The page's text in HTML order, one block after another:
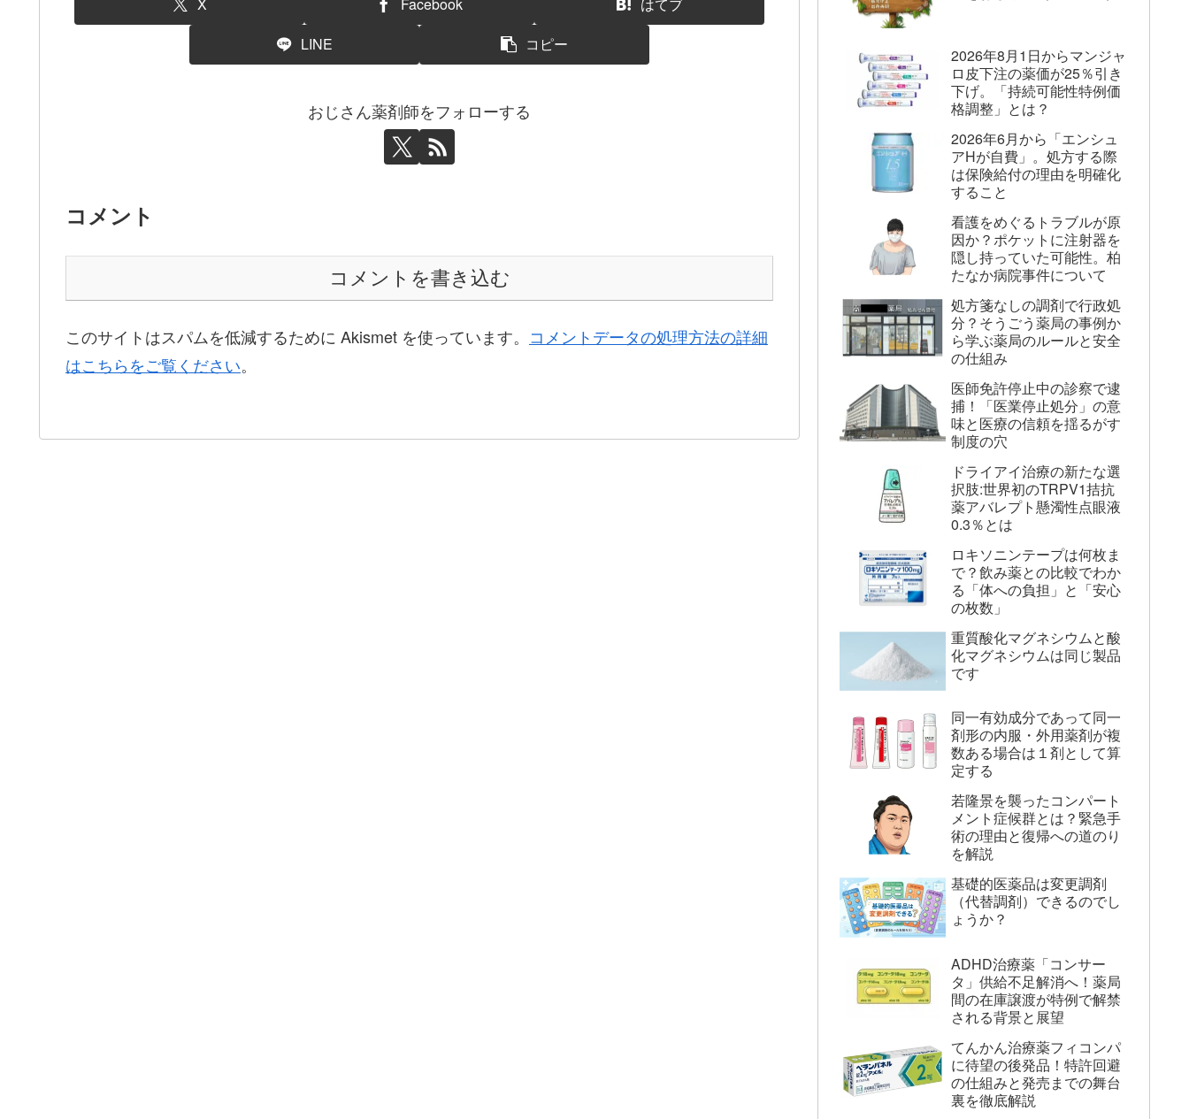
LINE
コピー
おじさん薬剤師をフォローする
コメント
コメントを書き込む
このサイトはスパムを低減するために Akismet を使っています。 コメントデータの処理方法の詳細
はこちらをご覧ください。
2026年8月1日からマンジャ
ロ皮下注の薬価が25％引き
下げ。「持続可能性特例価
格調整」とは？
2026年6月から「エンシュ
アHが自費」。処方する際
は保険給付の理由を明確化
すること
看護をめぐるトラブルが原
因か？ポケットに注射器を
隠し持っていた可能性。柏
たなか病院事件について
処方箋なしの調剤で行政処
分？そうごう薬局の事例か
ら学ぶ薬局のルールと安全
の仕組み
医師免許停止中の診察で逮
捕！「医業停止処分」の意
味と医療の信頼を揺るがす
制度の穴
ドライアイ治療の新たな選
択肢:世界初のTRPV1拮抗
薬アバレプト懸濁性点眼液
0.3％とは
ロキソニンテープは何枚ま
で？飲み薬との比較でわか
る「体への負担」と「安心
の枚数」
重質酸化マグネシウムと酸
化マグネシウムは同じ製品
です
同一有効成分であって同一
剤形の内服・外用薬剤が複
数ある場合は１剤として算
定する
若隆景を襲ったコンパート
メント症候群とは？緊急手
術の理由と復帰への道のり
を解説
基礎的医薬品は変更調剤
（代替調剤）できるのでし
ょうか？
ADHD治療薬「コンサー
タ」供給不足解消へ！薬局
間の在庫譲渡が特例で解禁
される背景と展望
てんかん治療薬フィコンパ
に待望の後発品！特許回避
の仕組みと発売までの舞台
裏を徹底解説